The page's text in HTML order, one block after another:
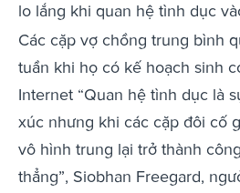
lo lắng khi quan hệ tình dục
Các cặp vợ chồng trung bình
tuần khi họ có kế hoạch sinh
Internet “Quan hệ tình dục là
xúc nhưng khi các cặp đôi cố
vô hình trung lại trở thành
thẳng”, Siobhan Freegard,